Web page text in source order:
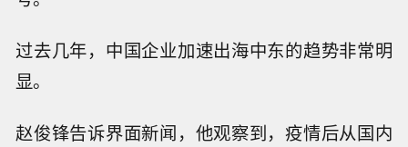
过去几年，中国企业加速出海中东的趋势非常明
显。
赵俊锋告诉界面新闻，他观察到，疫情后从国内